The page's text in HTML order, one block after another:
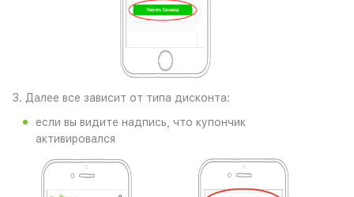
3. Далее все зависит от типа дисконта:
если вы видите надпись, что купончик
активировался